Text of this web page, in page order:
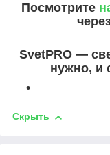
Посмотрите
SvetPRO —
нужно, и
Скрыть